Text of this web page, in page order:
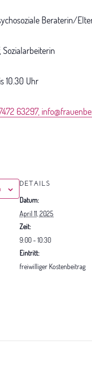
Beraterin/
10.30 Uhr
63297,
DETAILS
Datum:
April 11, 2025
Zeit:
9:00 - 10:30
Eintritt:
freiwilliger Kostenbeitrag